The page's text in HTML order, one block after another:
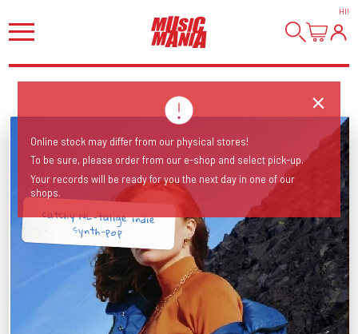
HI!
catchy NL-talige indie
synth-pop
Online stock may differ from our physical stores!
To be sure, please order from our e-shop and select pick-up.
Your records will be ready for you the next day in one of our
shops.